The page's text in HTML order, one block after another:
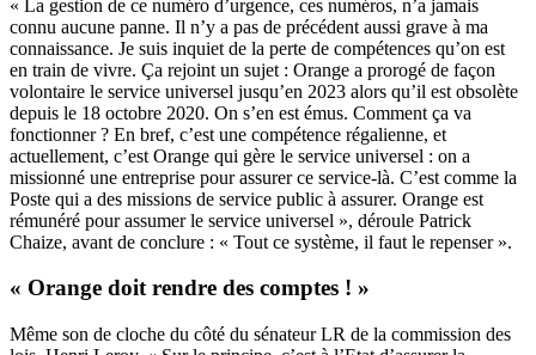
« La gestion de ce numéro d’urgence, ces numéros, n’a jamais
connu aucune panne. Il n’y a pas de précédent aussi grave à ma
connaissance. Je suis inquiet de la perte de compétences qu’on est
en train de vivre. Ça rejoint un sujet : Orange a prorogé de façon
volontaire le service universel jusqu’en 2023 alors qu’il est obsolète
depuis le 18 octobre 2020. On s’en est émus. Comment ça va
fonctionner ? En bref, c’est une compétence régalienne, et
actuellement, c’est Orange qui gère le service universel : on a
missionné une entreprise pour assurer ce service-là. C’est comme la
Poste qui a des missions de service public à assurer. Orange est
rémunéré pour assumer le service universel », déroule Patrick
Chaize, avant de conclure : « Tout ce système, il faut le repenser ».
« Orange doit rendre des comptes ! »
Même son de cloche du côté du sénateur LR de la commission des